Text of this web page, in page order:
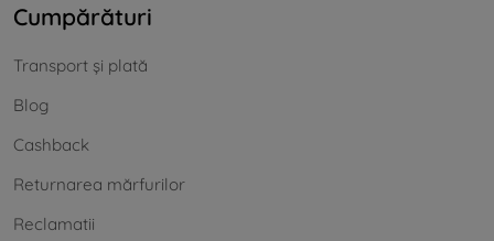
Cumpărături
Transport și plată
Blog
Cashback
Returnarea mărfurilor
Reclamatii